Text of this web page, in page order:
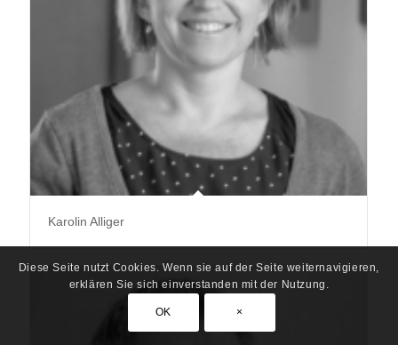
Karolin Alliger
Diese Seite nutzt Cookies. Wenn sie auf der Seite weiternavigieren,
erklären Sie sich einverstanden mit der Nutzung.
OK ×